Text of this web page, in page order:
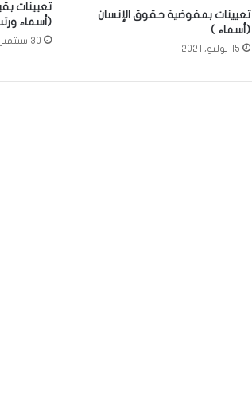
تعيينات بمفوضية حقوق الإنسان
(أسماء )
15 يوليو، 2021
تعيينات
(أسماء
30 سبتمبر، 2020